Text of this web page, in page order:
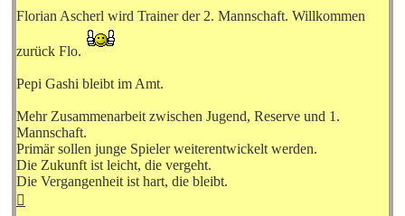
Florian Ascherl wird Trainer der 2. Mannschaft. Willkommen
zurück Flo.
Pepi Gashi bleibt im Amt.
Mehr Zusammenarbeit zwischen Jugend, Reserve und 1.
Mannschaft.
Primär sollen junge Spieler weiterentwickelt werden.
Die Zukunft ist leicht, die vergeht.
Die Vergangenheit ist hart, die bleibt.